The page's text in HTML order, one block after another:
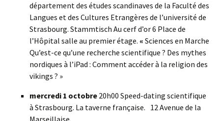
département des études scandinaves de la Faculté des
Langues et des Cultures Etrangères de l’université de
Strasbourg. Stammtisch Au cerf d’or 6 Place de
l’Hôpital salle au premier étage. « Sciences en Marche
Qu’est-ce qu’une recherche scientifique ? Des mythes
nordiques à l’iPad : Comment accéder à la religion des
vikings ? »
mercredi 1 octobre 20h00 Speed-dating scientifique
à Strasbourg. La taverne française. 12 Avenue de la
Marseillaise.